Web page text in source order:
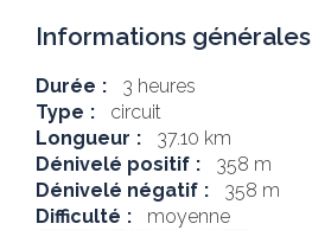
Informations générales
Durée
3 heures
Type
circuit
Longueur
37.10 km
Dénivelé positif
358 m
Dénivelé négatif
358 m
Difficulté
moyenne